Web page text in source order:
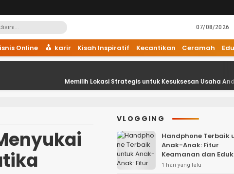
07/08/2026
Online karir Kisah Inspiratif Kecantikan Ceramah
Memilih Lokasi Strategis untuk Kesuksesan Usaha Anda
VLOGGING
Handphone Terbaik
Anak-Anak: Fitur
Keamanan dan
1 hari yang lalu